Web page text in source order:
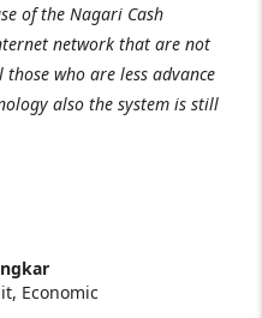
of the Nagari Cash
network that are not
who are less advance
also the system is still
Economic